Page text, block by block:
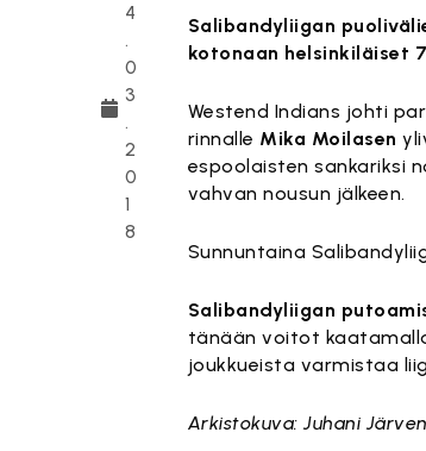
4
.
0
3
.
2
0
1
8
Salibandyliigan
kotonaan helsinkiläiset
Westend Indians johti
rinnalle Mika Moilasen
espoolaisten sankariksi
vahvan nousun jälkeen.
Sunnuntaina
Salibandyliigan
tänään voitot
joukkueista varmistaa
Arkistokuva: Juhani